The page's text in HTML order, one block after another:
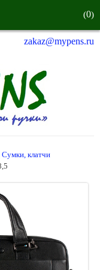
(0)
zakaz@mypens.ru
Сумки, клатчи